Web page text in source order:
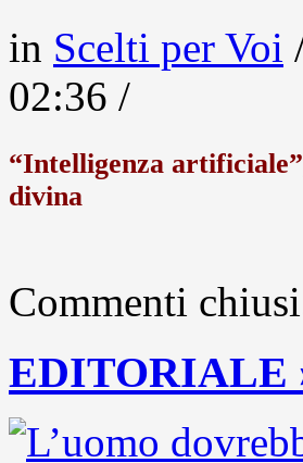
in Scelti per Voi
02:36 /
“Intelligenza
divina
Commenti
EDITORIALE